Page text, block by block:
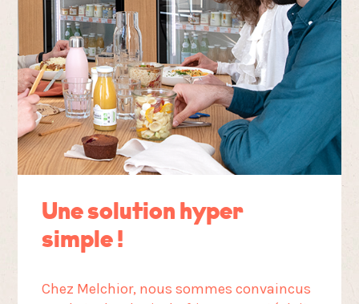
Une solution hyper
simple !
Chez Melchior, nous sommes convaincus